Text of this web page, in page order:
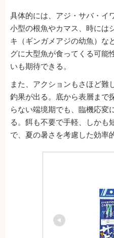
具体的には、アジ・サバ・イ
小型の根魚やカマス、時には
キ（ギンガメアジの幼魚）な
グに大型魚が食ってくる可能
いも期待できる。
また、アクションもさほど難
釣果が出る。底から表層まで
らない端境期でも、臨機応変
る。餌も不要で手軽、しかも
で、夏の暑さを考慮した効率